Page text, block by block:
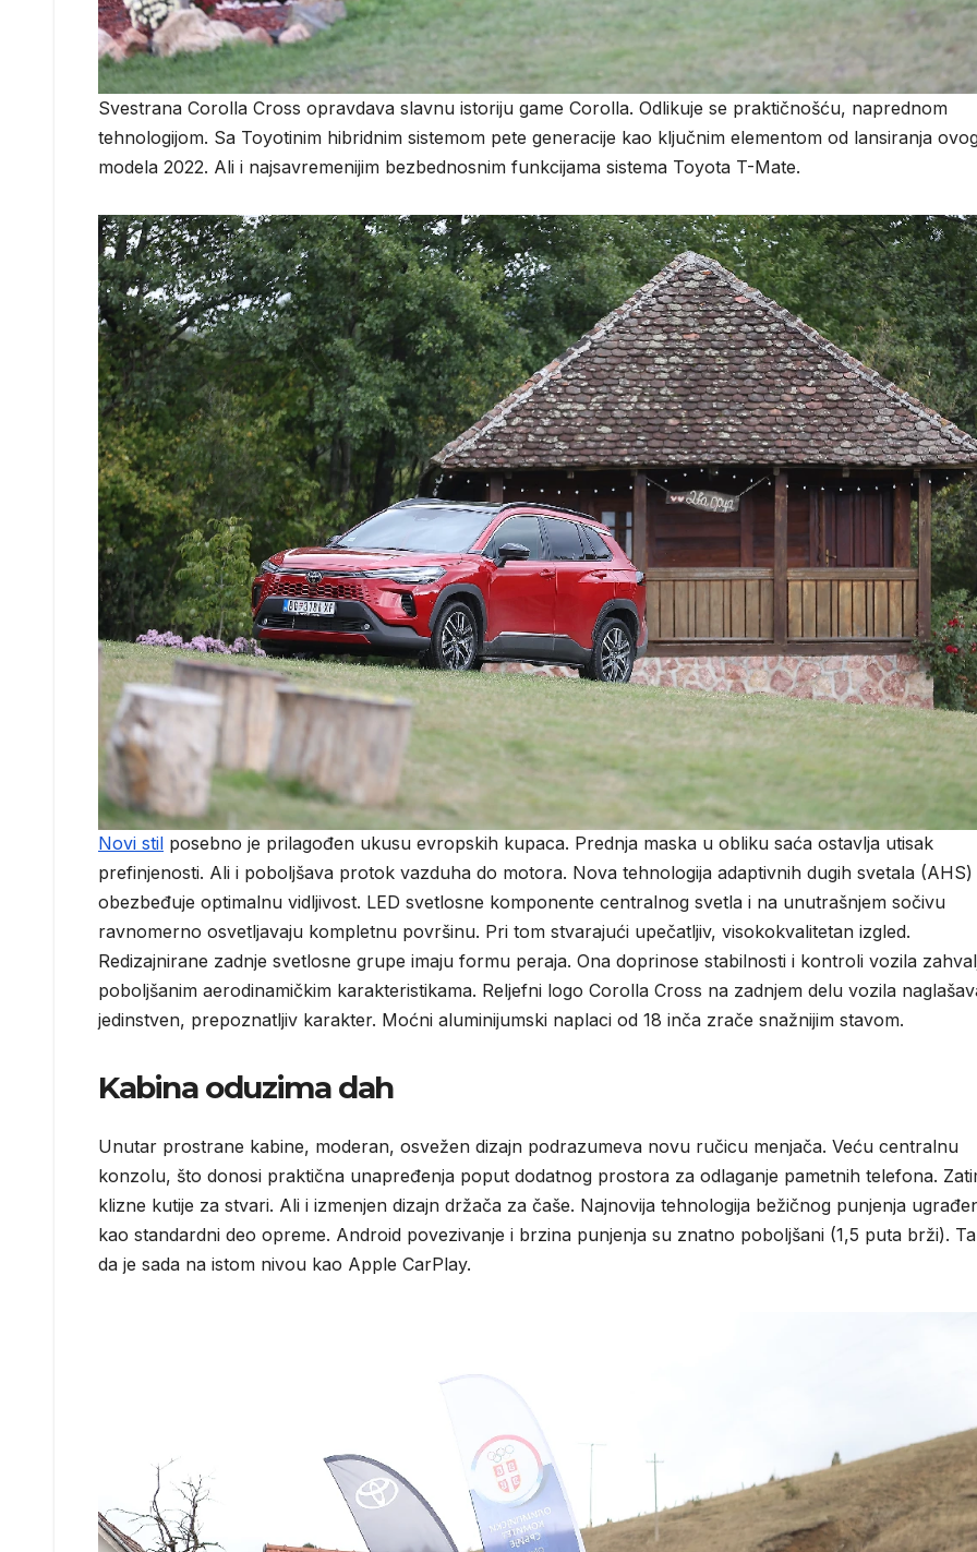
Svestrana Corolla Cross opravdava slavnu istoriju game Corolla. Odlikuje se praktičnošću, naprednom
tehnologijom. Sa Toyotinim hibridnim sistemom pete generacije kao ključnim elementom od lansiranja
modela 2022. Ali i najsavremenijim bezbednosnim funkcijama sistema Toyota T-Mate.
Novi stil posebno je prilagođen ukusu evropskih kupaca. Prednja maska u obliku saća ostavlja utisak
prefinjenosti. Ali i poboljšava protok vazduha do motora. Nova tehnologija adaptivnih dugih svetala (AHS)
obezbeđuje optimalnu vidljivost. LED svetlosne komponente centralnog svetla i na unutrašnjem sočivu
ravnomerno osvetljavaju kompletnu površinu. Pri tom stvarajući upečatljiv, visokokvalitetan izgled.
Redizajnirane zadnje svetlosne grupe imaju formu peraja. Ona doprinose stabilnosti i kontroli vozila
poboljšanim aerodinamičkim karakteristikama. Reljefni logo Corolla Cross na zadnjem delu vozila
jedinstven, prepoznatljiv karakter. Moćni aluminijumski naplaci od 18 inča zrače snažnijim stavom.
Kabina oduzima dah
Unutar prostrane kabine, moderan, osvežen dizajn podrazumeva novu ručicu menjača. Veću centralnu
konzolu, što donosi praktična unapređenja poput dodatnog prostora za odlaganje pametnih telefona.
klizne kutije za stvari. Ali i izmenjen dizajn držača za čaše. Najnovija tehnologija bežičnog punjenja
kao standardni deo opreme. Android povezivanje i brzina punjenja su znatno poboljšani (1,5 puta brži).
da je sada na istom nivou kao Apple CarPlay.